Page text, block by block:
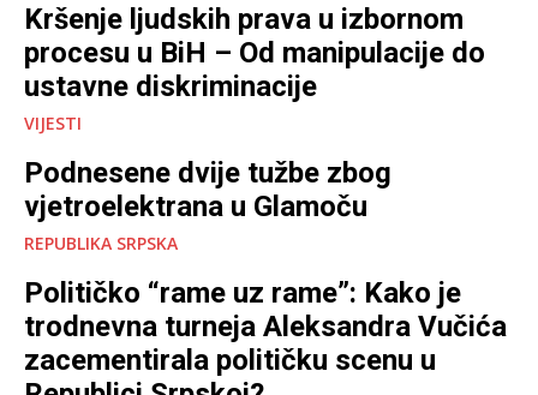
Kršenje ljudskih prava u izbornom
procesu u BiH – Od manipulacije do
ustavne diskriminacije
VIJESTI
Podnesene dvije tužbe zbog
vjetroelektrana u Glamoču
REPUBLIKA SRPSKA
Političko “rame uz rame”: Kako je
trodnevna turneja Aleksandra Vučića
zacementirala političku scenu u